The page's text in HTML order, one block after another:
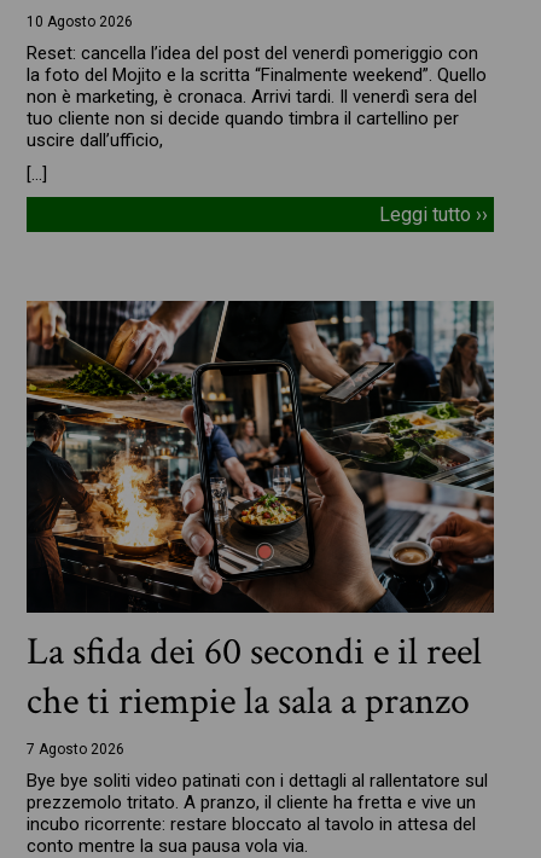
10 Agosto 2026
Reset: cancella l’idea del post del venerdì pomeriggio con
la foto del Mojito e la scritta “Finalmente weekend”. Quello
non è marketing, è cronaca. Arrivi tardi. Il venerdì sera del
tuo cliente non si decide quando timbra il cartellino per
uscire dall’ufficio,
[…]
Leggi tutto ››
La sfida dei 60 secondi e il reel
che ti riempie la sala a pranzo
7 Agosto 2026
Bye bye soliti video patinati con i dettagli al rallentatore sul
prezzemolo tritato. A pranzo, il cliente ha fretta e vive un
incubo ricorrente: restare bloccato al tavolo in attesa del
conto mentre la sua pausa vola via.